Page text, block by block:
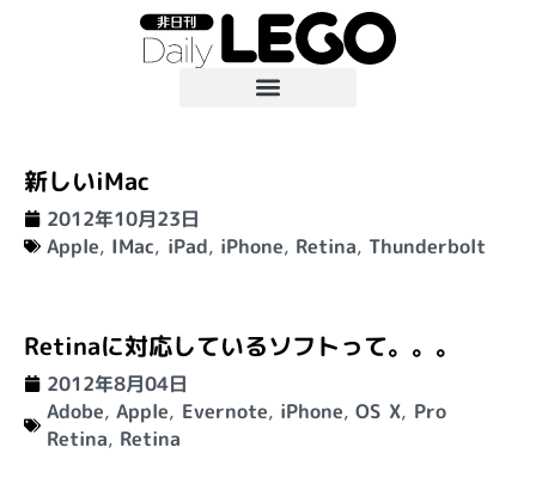
新しいiMac
2012年10月23日
Apple, IMac, iPad, iPhone, Retina, Thunderbolt
Retinaに対応しているソフトって。。。
2012年8月04日
Adobe,Apple, Evernote, iPhone, OS X, Pro
Retina, Retina